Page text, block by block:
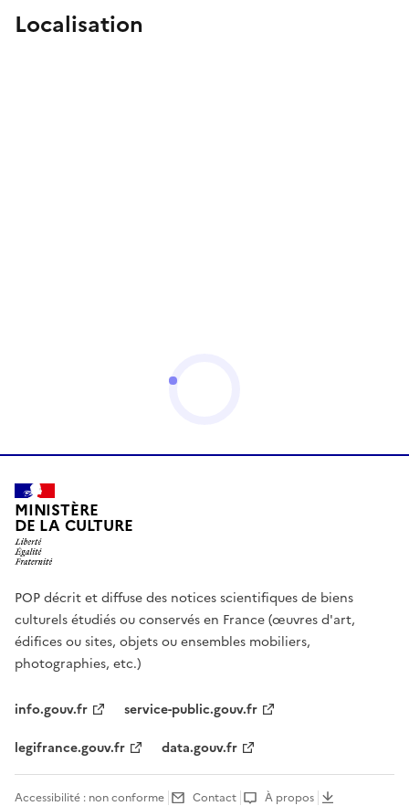
Localisation
MINISTÈRE
DE LA CULTURE
POP décrit et diffuse des notices scientifiques de biens
culturels étudiés ou conservés en France (œuvres d'art,
édifices ou sites, objets ou ensembles mobiliers,
photographies, etc.)
info.gouv.fr
service-public.gouv.fr
legifrance.gouv.fr
data.gouv.fr
Accessibilité : non conforme Contact À propos